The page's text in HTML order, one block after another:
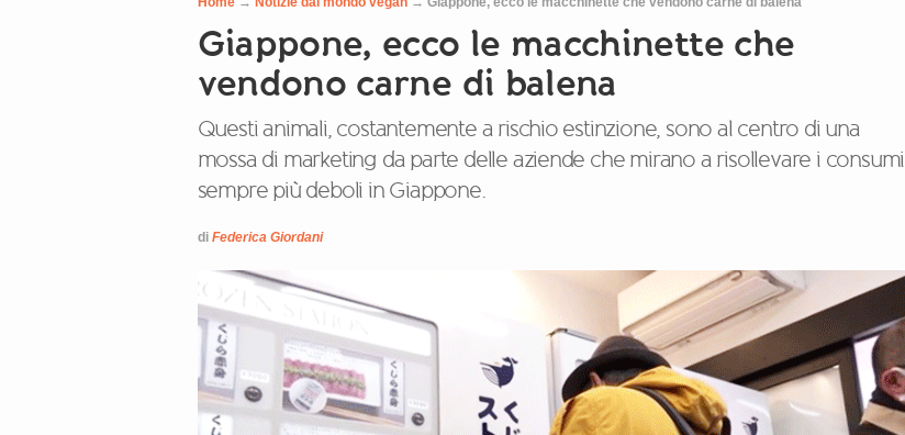
Giappone, ecco le macchinette che
vendono carne di balena
Questi animali, costantemente a rischio estinzione, sono al centro di una
mossa di marketing da parte delle aziende che mirano a risollevare i consumi
sempre più deboli in Giappone.
di Federica Giordani